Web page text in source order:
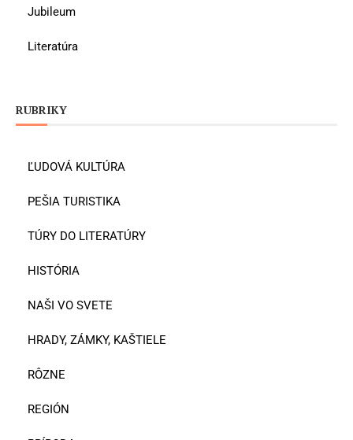
Jubileum
Literatúra
RUBRIKY
ĽUDOVÁ KULTÚRA
PEŠIA TURISTIKA
TÚRY DO LITERATÚRY
HISTÓRIA
NAŠI VO SVETE
HRADY, ZÁMKY, KAŠTIELE
RÔZNE
REGIÓN